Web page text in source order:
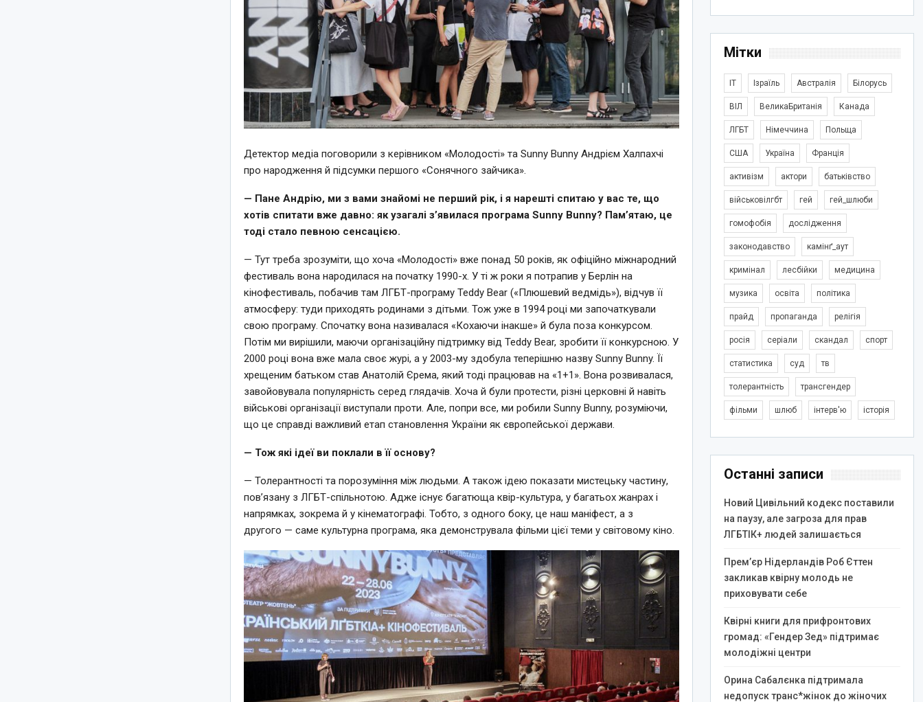
Детектор медіа поговорили з керівником «Молодості» та Sunny Bunny Андрієм Халпахчі
про народження й підсумки першого «Сонячного зайчика».
— Пане Андрію, ми з вами знайомі не перший рік, і я нарешті спитаю у вас те, що
хотів спитати вже давно: як узагалі з’явилася програма Sunny Bunny? Пам’ятаю, це
тоді стало певною сенсацією.
— Тут треба зрозуміти, що хоча «Молодості» вже понад 50 років, як офіційно міжнародний
фестиваль вона народилася на початку 1990-х. У ті ж роки я потрапив у Берлін на
кінофестиваль, побачив там ЛГБТ-програму Teddy Bear («Плюшевий ведмідь»), відчув її
атмосферу: туди приходять родинами з дітьми. Тож уже в 1994 році ми започаткували
свою програму. Спочатку вона називалася «Кохаючи інакше» й була поза конкурсом.
Потім ми вирішили, маючи організаційну підтримку від Teddy Bear, зробити її конкурсною. У
2000 році вона вже мала своє журі, а у 2003-му здобула теперішню назву Sunny Bunny. Її
хрещеним батьком став Анатолій Єрема, який тоді працював на «1+1». Вона розвивалася,
завойовувала популярність серед глядачів. Хоча й були протести, різні церковні й навіть
військові організації виступали проти. Але, попри все, ми робили Sunny Bunny, розуміючи,
що це справді важливий етап становлення України як європейської держави.
— Тож які ідеї ви поклали в її основу?
— Толерантності та порозуміння між людьми. А також ідею показати мистецьку частину,
пов’язану з ЛГБТ-спільнотою. Адже існує багатюща квір-культура, у багатьох жанрах і
напрямках, зокрема й у кінематографі. Тобто, з одного боку, це наш маніфест, а з
другого — саме культурна програма, яка демонструвала фільми цієї теми у світовому кіно.
Мітки
IT Ізраїль Австралія Білорусь
ВІЛ ВеликаБританія Канада
ЛГБТ Німеччина Польща
США Україна Франція
активізм актори батьківство
військовілгбт гей гей_шлюби
гомофобія дослідження
законодавство камінґ_аут
кримінал лесбійки медицина
музика освіта політика
прайд пропаганда релігія
росія серіали скандал спорт
статистика суд тв
толерантність трансгендер
фільми шлюб інтерв'ю історія
Останні записи
Новий Цивільний кодекс поставили
на паузу, але загроза для прав
ЛГБТІК+ людей залишається
Прем’єр Нідерландів Роб Єттен
закликав квірну молодь не
приховувати себе
Квірні книги для прифронтових
громад: «Гендер Зед» підтримає
молодіжні центри
Орина Сабалєнка підтримала
недопуск транс*жінок до жіночих